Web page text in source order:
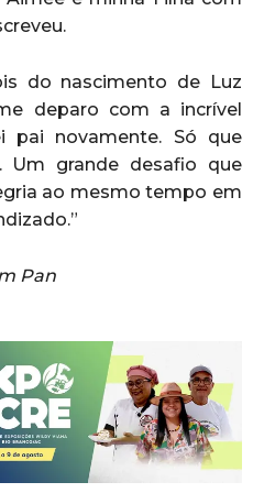
do nascimento de Luz
deparo com a incrível
pai novamente. Só que
Um grande desafio que
ao mesmo tempo em
Pan